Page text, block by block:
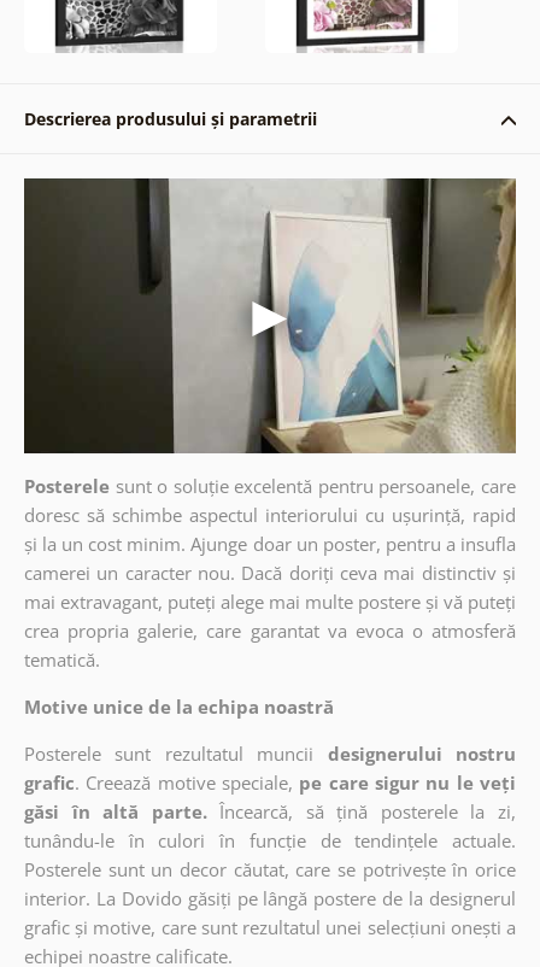
Descrierea produsului și parametrii
Posterele sunt o soluție excelentă pentru persoanele, care
doresc să schimbe aspectul interiorului cu ușurință, rapid
și la un cost minim. Ajunge doar un poster, pentru a insufla
camerei un caracter nou. Dacă doriți ceva mai distinctiv și
mai extravagant, puteți alege mai multe postere și vă puteți
crea propria galerie, care garantat va evoca o atmosferă
tematică.
Motive unice de la echipa noastră
Posterele sunt rezultatul muncii
designerului nostru
grafic. Creează motive speciale, pe care sigur nu le veți
găsi în altă parte. Încearcă, să țină posterele la zi,
tunându-le în culori în funcție de tendințele actuale.
Posterele sunt un decor căutat, care se potrivește în orice
interior. La Dovido găsiți pe lângă postere de la designerul
grafic și motive, care sunt rezultatul unei selecțiuni onești a
echipei noastre calificate.